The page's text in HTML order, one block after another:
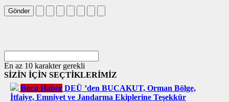
Gönder
En az 10 karakter gerekli
SİZİN İÇİN SEÇTİKLERİMİZ
Buca Haber DEÜ ’den BUCAKUT, Orman Bölge,
İtfaiye, Emniyet ve Jandarma Ekiplerine Teşekkür